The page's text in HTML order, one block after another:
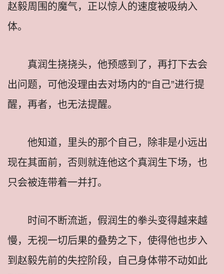
赵毅周围的魔气，正以惊人的速度被吸纳入
体。
真润生挠挠头，他预感到了，再打下去会
出问题，可他没理由去对场内的“自己”进行提
醒，再者，也无法提醒。
他知道，里头的那个自己，除非是小远出
现在其面前，否则就连他这个真润生下场，也
只会被连带着一并打。
时间不断流逝，假润生的拳头变得越来越
慢，无视一切后果的叠势之下，使得他也步入
到赵毅先前的失控阶段，自己身体带不动如此